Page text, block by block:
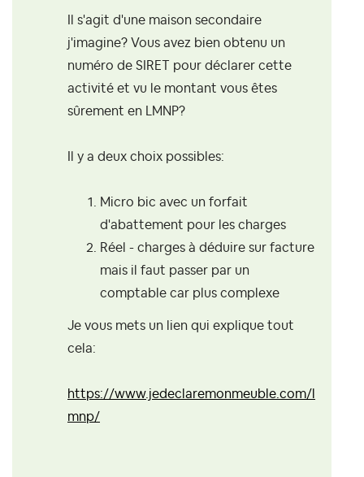
Il s'agit d'une maison secondaire
j'imagine? Vous avez bien obtenu un
numéro de SIRET pour déclarer cette
activité et vu le montant vous êtes
sûrement en LMNP?
Il y a deux choix possibles:
Micro bic avec un forfait
d'abattement pour les charges
Réel - charges à déduire sur facture
mais il faut passer par un
comptable car plus complexe
Je vous mets un lien qui explique tout
cela:
https://www.jedeclaremonmeuble.com/l
mnp/